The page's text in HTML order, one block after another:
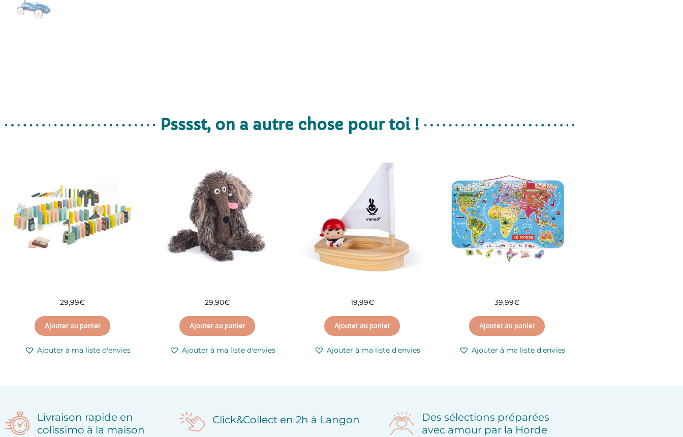
Psssst, on a autre chose pour toi !
29,99€
Ajouter au panier
Ajouter à ma liste d'envies
29,90€
Ajouter au panier
Ajouter à ma liste d'envies
19,99€
Ajouter au panier
Ajouter à ma liste d'envies
39,99€
Ajouter au panier
Ajouter à ma liste d'envies
Livraison rapide en
colissimo à la maison
Click&Collect en 2h à Langon
Des sélections préparées
avec amour par la Horde